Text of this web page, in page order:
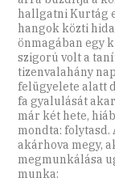
hallgatni Kurtág
hangok közti
önmagában egy
szigorú volt a
tizenvalahány
felügyelete alatt
fa gyalulását
már két hete,
mondta: folytasd.
akárhova megy,
megmunkálása
munka: